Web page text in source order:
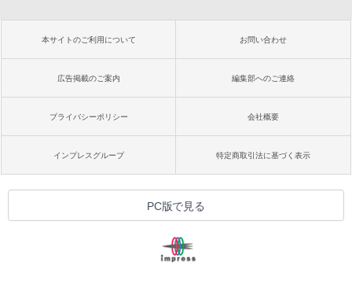
本サイトのご利用について お問い合わせ
広告掲載のご案内 編集部へのご連絡
プライバシーポリシー 会社概要
インプレスグループ 特定商取引法に基づく表示
PC版で見る